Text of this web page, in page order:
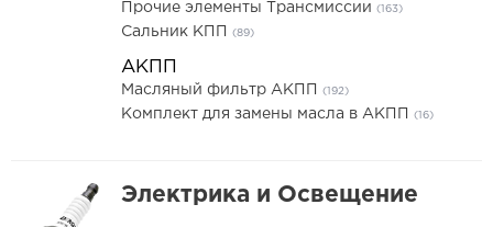
Прочие элементы Трансмиссии (163)
Сальник КПП (89)
АКПП
Масляный фильтр АКПП (192)
Комплект для замены масла в АКПП (16)
Электрика и Освещение